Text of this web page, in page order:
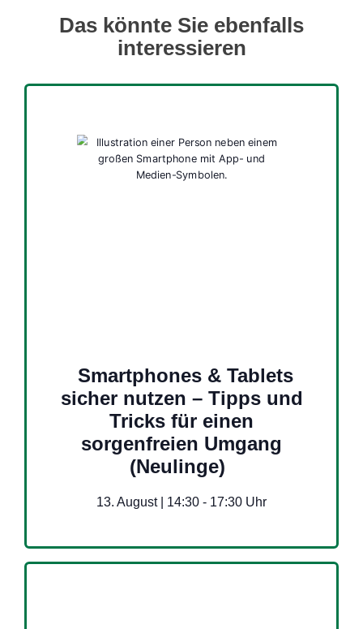
Das könnte Sie ebenfalls
interessieren
Smartphones & Tablets
sicher nutzen – Tipps und
Tricks für einen
sorgenfreien Umgang
(Neulinge)
13. August | 14:30 - 17:30